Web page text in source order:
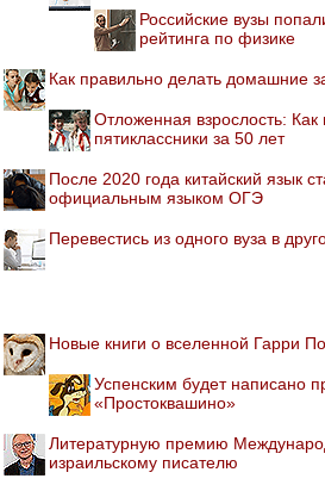
Российские вузы
рейтинга по физике
Как правильно делать домашние
Отложенная взрослость: Как
пятиклассники за 50 лет
После 2020 года китайский язык
официальным языком ОГЭ
Перевестись из одного вуза в
Новые книги о вселенной Гарри
Успенским будет написано
«Простоквашино»
Литературную премию
израильскому писателю